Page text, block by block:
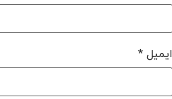
ایمیل*